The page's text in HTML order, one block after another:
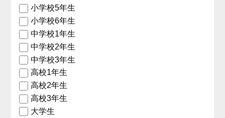
小学校5年生
小学校6年生
中学校1年生
中学校2年生
中学校3年生
高校1年生
高校2年生
高校3年生
大学生